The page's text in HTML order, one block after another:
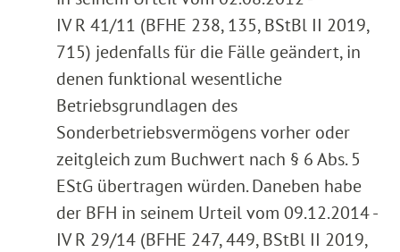
IV R 41/11 (BFHE 238, 135, BStBl II 2019,
715) jedenfalls für die Fälle geändert, in
denen funktional wesentliche
Betriebsgrundlagen des
Sonderbetriebsvermögens vorher oder
zeitgleich zum Buchwert nach § 6 Abs. 5
EStG übertragen würden. Daneben habe
der BFH in seinem Urteil vom 09.12.2014 -
IV R 29/14 (BFHE 247, 449, BStBl II 2019,